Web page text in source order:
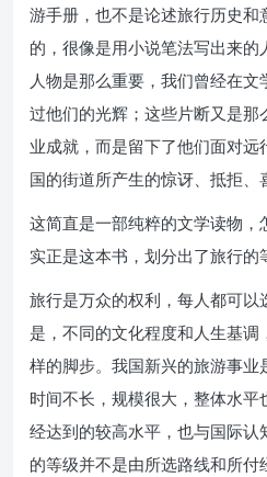
游手册，也不是论述旅行历史和
的，很像是用小说笔法写出来
人物是那么重要，我们曾经在
过他们的光辉；这些片断又是
业成就，而是留下了他们面对
国的街道所产生的惊讶、抵拒、
这简直是一部纯粹的文学读物
实正是这本书，划分出了旅行的
旅行是万众的权利，每人都可以
是，不同的文化程度和人生基
样的脚步。我国新兴的旅游事业
时间不长，规模很大，整体水
经达到的较高水平，也与国际
的等级并不是由所选路线和所付